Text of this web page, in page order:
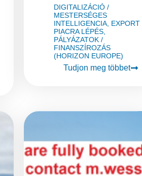
DIGITALIZÁCIÓ /
MESTERSÉGES
INTELLIGENCIA EXPORT
PIACRA LÉPÉS
PÁLYÁZATOK /
FINANSZÍROZÁS
(HORIZON EUROPE)
Tudjon meg többet